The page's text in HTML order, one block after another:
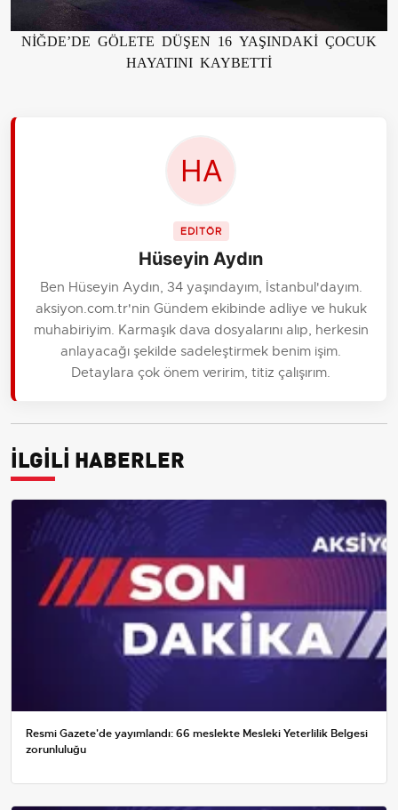
NİĞDE’DE GÖLETE DÜŞEN 16 YAŞINDAKİ ÇOCUK
HAYATINI KAYBETTİ
EDİTÖR
Hüseyin Aydın
Ben Hüseyin Aydın, 34 yaşındayım, İstanbul'dayım.
aksiyon.com.tr'nin Gündem ekibinde adliye ve hukuk
muhabiriyim. Karmaşık dava dosyalarını alıp, herkesin
anlayacağı şekilde sadeleştirmek benim işim.
Detaylara çok önem veririm, titiz çalışırım.
İLGİLİ HABERLER
Resmi Gazete'de yayımlandı: 66 meslekte Mesleki Yeterlilik Belgesi
zorunluluğu